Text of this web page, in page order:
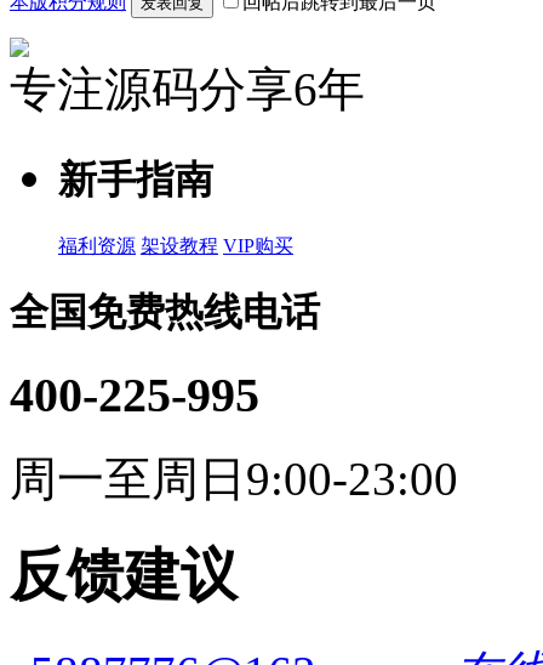
专注源码分享6年
新手指南
福利资源 架设教程 VIP购买
全国免费热线电话
400-225-995
周一至周日9:00-23:00
反馈建议